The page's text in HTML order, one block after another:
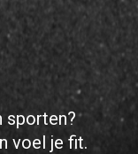
sporten?
voel je fit.